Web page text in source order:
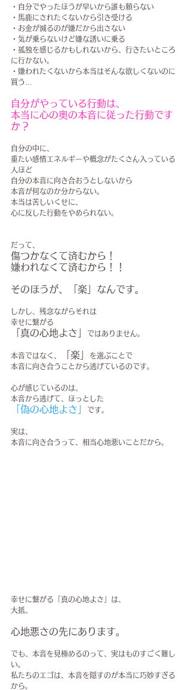
・自分でやったほうが早いから誰も頼らない
・馬鹿にされたくないから引き受ける
・お金が減るのが嫌だから出さない
・気が乗らないけど嫌な誘いに乗る
・孤独を感じるかもしれないから、行きたいところ
に行かない。
・嫌われたくないから本当はそんな欲しくないのに
買う…
自分がやっている行動は、
本当に心の奥の本音に従った行動です
か？
自分の中に、
重たい感情エネルギーや概念がたくさん入っている
人ほど
自分の本音に向き合おうとしないから
本音が何なのか分からない。
本当は苦しいくせに、
心に反した行動をやめられない。
だって、
傷つかなくて済むから！
嫌われなくて済むから！！
そのほうが、「楽」なんです。
しかし、残念ながらそれは
幸せに繋がる
「真の心地よさ」 ではありません。
本音ではなく、 「楽」
を選ぶことで
本音に向き合うことから逃げているのです。
心が感じているのは、
本音から逃げて、ほっとした
「偽の心地よさ」 です。
実は、
本音に向き合うって、相当心地悪いことだから。
幸せに繋がる「真の心地よさ」は、
大抵、
心地悪さの先にあります。
でも、本音を見極めるのって、実はものすごく難し
い。
私たちのエゴは、本音を隠すのが本当に巧妙すぎる
から。